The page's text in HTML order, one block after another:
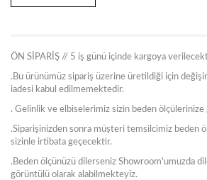
ÖN SİPARİŞ // 5 iş günü içinde kargoya
.Bu ürünümüz sipariş üzerine üretildiği için
iadesi kabul edilmemektedir.
. Gelinlik ve elbiselerimiz sizin beden
.Siparişinizden sonra müşteri temsilcimiz beden
sizinle irtibata geçecektir.
.Beden ölçünüzü dilerseniz Showroom'umuzda
görüntülü olarak alabilmekteyiz.